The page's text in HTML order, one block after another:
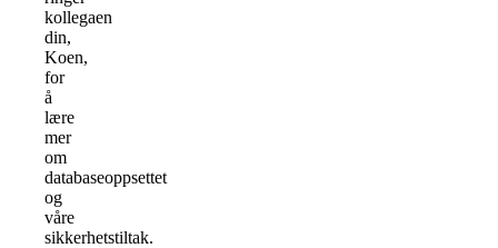
kollegaen
din,
Koen,
for
å
lære
mer
om
databaseoppsettet
og
våre
sikkerhetstiltak.